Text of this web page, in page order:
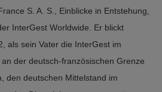
S. A. S., Einblicke in Entstehung,
InterGest Worldwide. Er blickt
als sein Vater die InterGest im
der deutsch-französischen Grenze
den deutschen Mittelstand im